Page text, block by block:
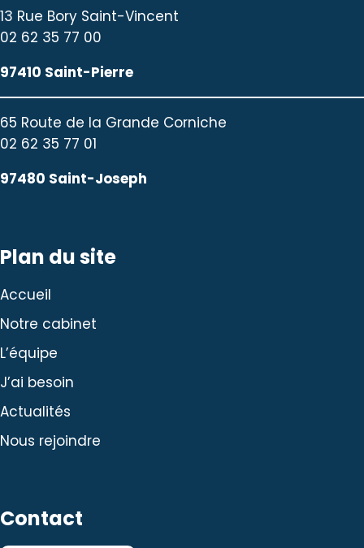
13 Rue Bory Saint-Vincent
02 62 35 77 00
97410 Saint-Pierre
65 Route de la Grande Corniche
02 62 35 77 01
97480 Saint-Joseph
Plan du site
Accueil
Notre cabinet
L’équipe
J’ai besoin
Actualités
Nous rejoindre
Contact